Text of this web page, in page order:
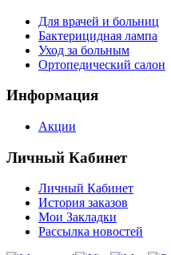
Для врачей и больниц
Бактерицидная лампа
Уход за больным
Ортопедический салон
Информация
Акции
Личный Кабинет
Личный Кабинет
История заказов
Мои Закладки
Рассылка новостей